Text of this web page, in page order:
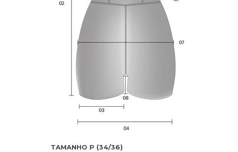
TAMANHO P (34/36)